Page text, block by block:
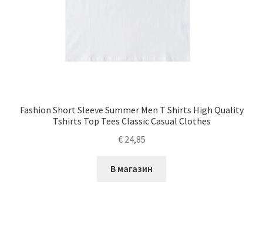
Fashion Short Sleeve Summer Men T Shirts High Quality
Tshirts Top Tees Classic Casual Clothes
€24,85
В магазин